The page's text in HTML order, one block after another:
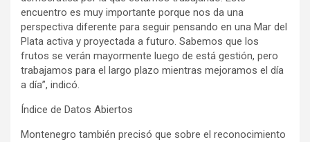
encuentro es muy importante porque nos da una
perspectiva diferente para seguir pensando en una Mar del
Plata activa y proyectada a futuro. Sabemos que los
frutos se verán mayormente luego de está gestión, pero
trabajamos para el largo plazo mientras mejoramos el día
a día”, indicó.
Índice de Datos Abiertos
Montenegro también precisó que sobre el reconocimiento